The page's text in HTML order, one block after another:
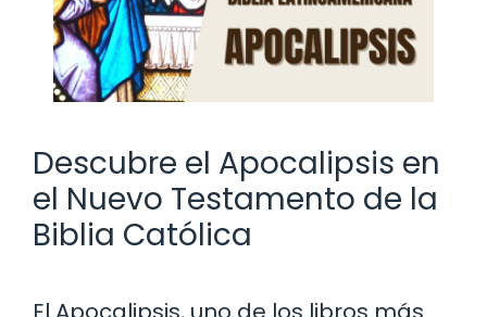
Descubre el Apocalipsis en
el Nuevo Testamento de la
Biblia Católica